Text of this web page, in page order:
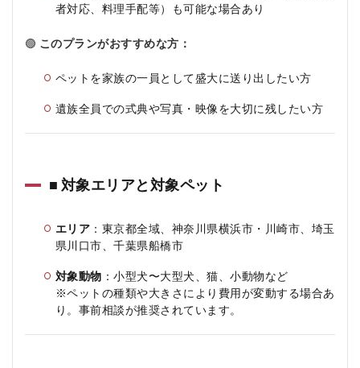
者対応、料理手配等）も可能な場合あり
🟢 このプランがおすすめな方：
ペットを家族の一員として盛大に送り出したい方
遺族全員での式典や写真・映像を大切に残したい方
■ 対象エリアと対象ペット
エリア ：東京都全域、神奈川県横浜市・川崎市、埼玉
県川口市、千葉県船橋市
対象動物 ：小型犬〜大型犬、猫、小動物など
※ペットの種類や大きさにより費用が変動する場合あ
り。事前相談が推奨されています。